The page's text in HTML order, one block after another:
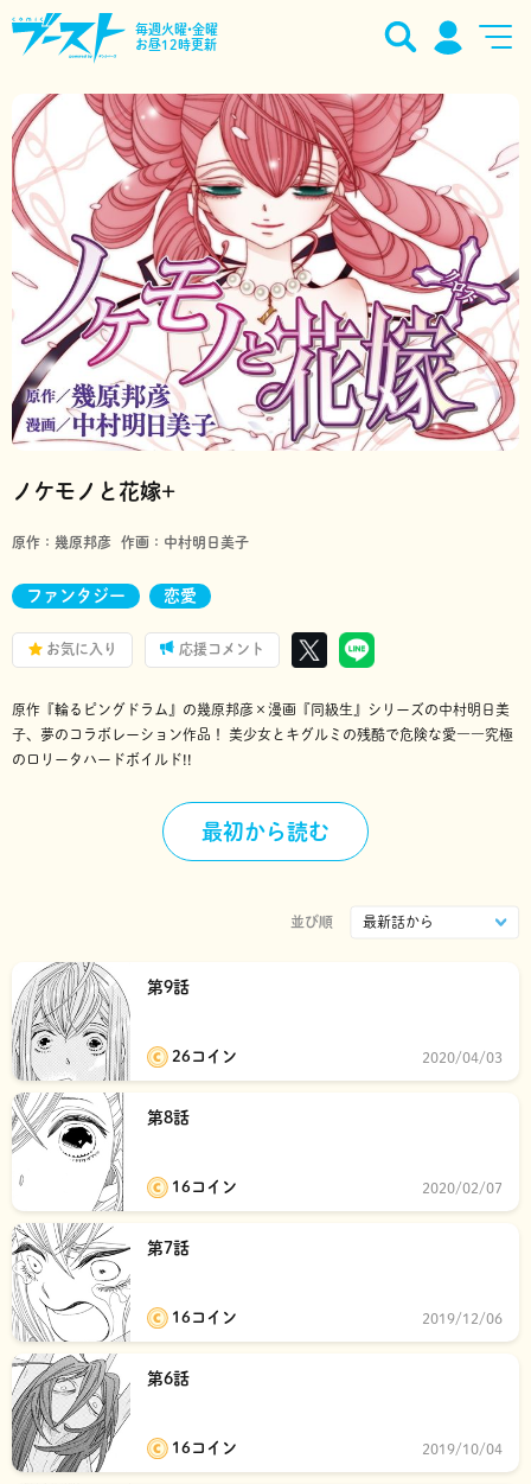
毎週火曜•金曜
お昼12時更新
ノケモノと花嫁+
原作： 幾原邦彦 作画： 中村明日美子
ファンタジー 恋愛
お気に入り 応援コメント
原作『輪るピングドラム』の幾原邦彦×漫画『同級生』シリーズの中村明日美
子、夢のコラボレーション作品！ 美少女とキグルミの残酷で危険な愛――究極
のロリータハードボイルド!!
最初から読む
並び順
第9話
26コイン 2020/04/03
第8話
16コイン 2020/02/07
第7話
16コイン 2019/12/06
第6話
16コイン 2019/10/04